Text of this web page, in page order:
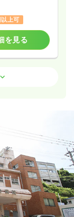
上可
を見る
可
を見る